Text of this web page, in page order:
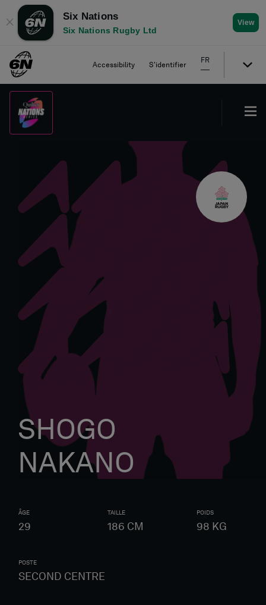
✕
Six Nations
Six Nations Rugby Ltd
View
Accessibility S'identifier
FR
SHOGO
NAKANO
ÂGE
29
TAILLE
186 CM
POIDS
98 KG
POSTE
SECOND CENTRE